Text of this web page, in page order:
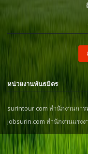
หน่วยงานพันธมิตร
surintour.com สำนักงานกา
jobsurin.com สำนักงานแรง